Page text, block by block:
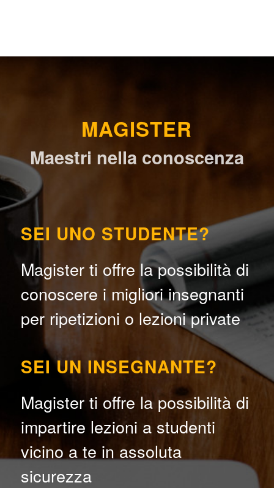
MAGISTER
Maestri nella conoscenza
SEI UNO STUDENTE?
Magister ti offre la possibilità di
conoscere i migliori insegnanti
per ripetizioni o lezioni private
SEI UN INSEGNANTE?
Magister ti offre la possibilità di
impartire lezioni a studenti
vicino a te in assoluta
sicurezza